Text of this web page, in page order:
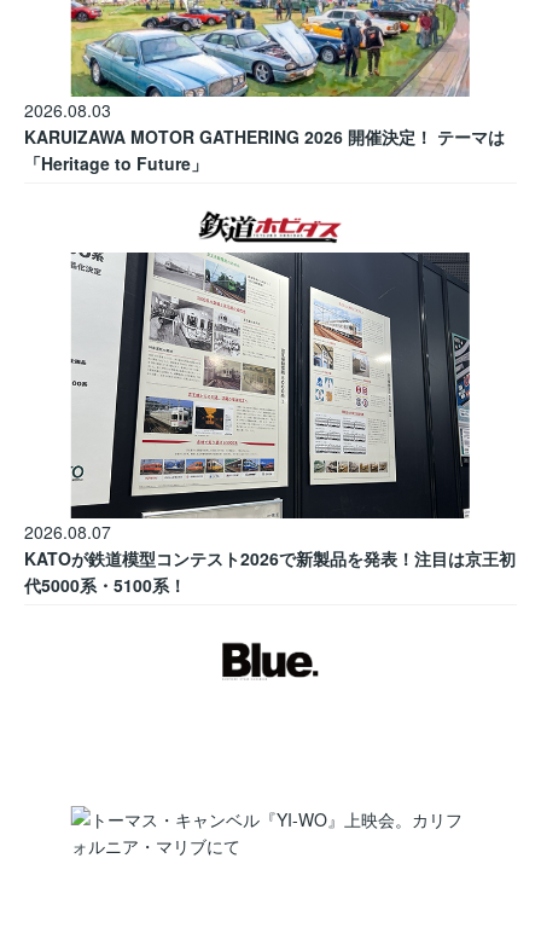
2026.08.03
KARUIZAWA MOTOR GATHERING 2026 開催決定！ テーマは
「Heritage to Future」
2026.08.07
KATOが鉄道模型コンテスト2026で新製品を発表！注目は京王初
代5000系・5100系！